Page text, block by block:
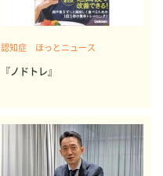
認知症 ほっとニュース
『ノドトレ』